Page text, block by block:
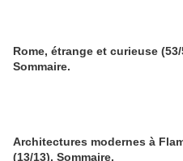
Rome, étrange et curieuse (53/
Sommaire.
Architectures modernes à
(13/13). Sommaire.